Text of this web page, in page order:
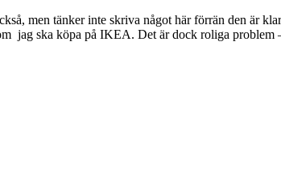
men tänker inte skriva något här förrän den är
jag ska köpa på IKEA. Det är dock roliga problem